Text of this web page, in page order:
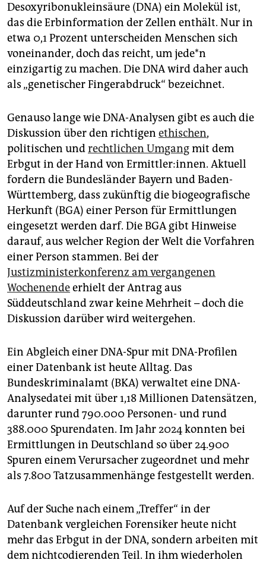
Desoxyribonukleinsäure (DNA) ein Molekül ist,
das die Erbinformation der Zellen enthält. Nur in
etwa 0,1 Prozent unterscheiden Menschen sich
voneinander, doch das reicht, um je­de*n
einzigartig zu machen. Die DNA wird daher auch
als „genetischer Fingerabdruck“ bezeichnet.
Genauso lange wie DNA-Analysen gibt es auch die
Diskussion über den richtigen ethischen,
politischen undrechtlichen Umgangmit dem
Erbgut in der Hand von Ermittler:innen. Aktuell
fordern die Bundesländer Bayern und Baden-
Württemberg, dass zukünftig die biogeografische
Herkunft (BGA) einer Person für Ermittlungen
eingesetzt werden darf. Die BGA gibt Hinweise
darauf, aus welcher Region der Welt die Vorfahren
einer Person stammen. Bei der
Justizministerkonferenz am vergangenen
Wochenendeerhielt der Antrag aus
Süddeutschland zwar keine Mehrheit – doch die
Diskussion darüber wird weitergehen.
Ein Abgleich einer DNA-Spur mit DNA-Profilen
einer Datenbank ist heute Alltag. Das
Bundeskriminalamt (BKA) verwaltet eine DNA-
Analysedatei mit über 1,18 Millionen Datensätzen,
darunter rund 790.000 Personen- und rund
388.000 Spurendaten. Im Jahr 2024 konnten bei
Ermittlungen in Deutschland so über 24.900
Spuren einem Verursacher zugeordnet und mehr
als 7.800 Tatzusammenhänge festgestellt werden.
Auf der Suche nach einem „Treffer“ in der
Datenbank vergleichen Forensiker heute nicht
mehr das Erbgut in der DNA, sondern arbeiten mit
dem nichtcodierenden Teil. In ihm wiederholen